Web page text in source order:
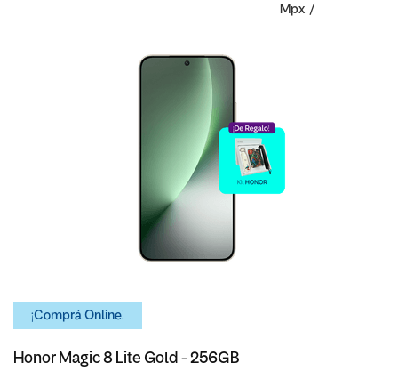
Mpx
¡Comprá Online!
Honor Magic 8 Lite Gold - 256GB